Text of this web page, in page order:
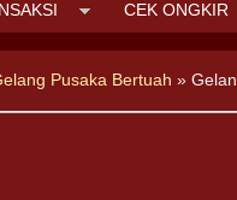
CEK ONGKIR
Pusaka Bertuah »